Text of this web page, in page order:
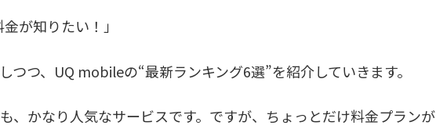
が知りたい！」
つつ、UQ mobileの“最新ランキング6選”を紹介していきます。
、かなり人気なサービスです。ですが、ちょっとだけ料金プランが